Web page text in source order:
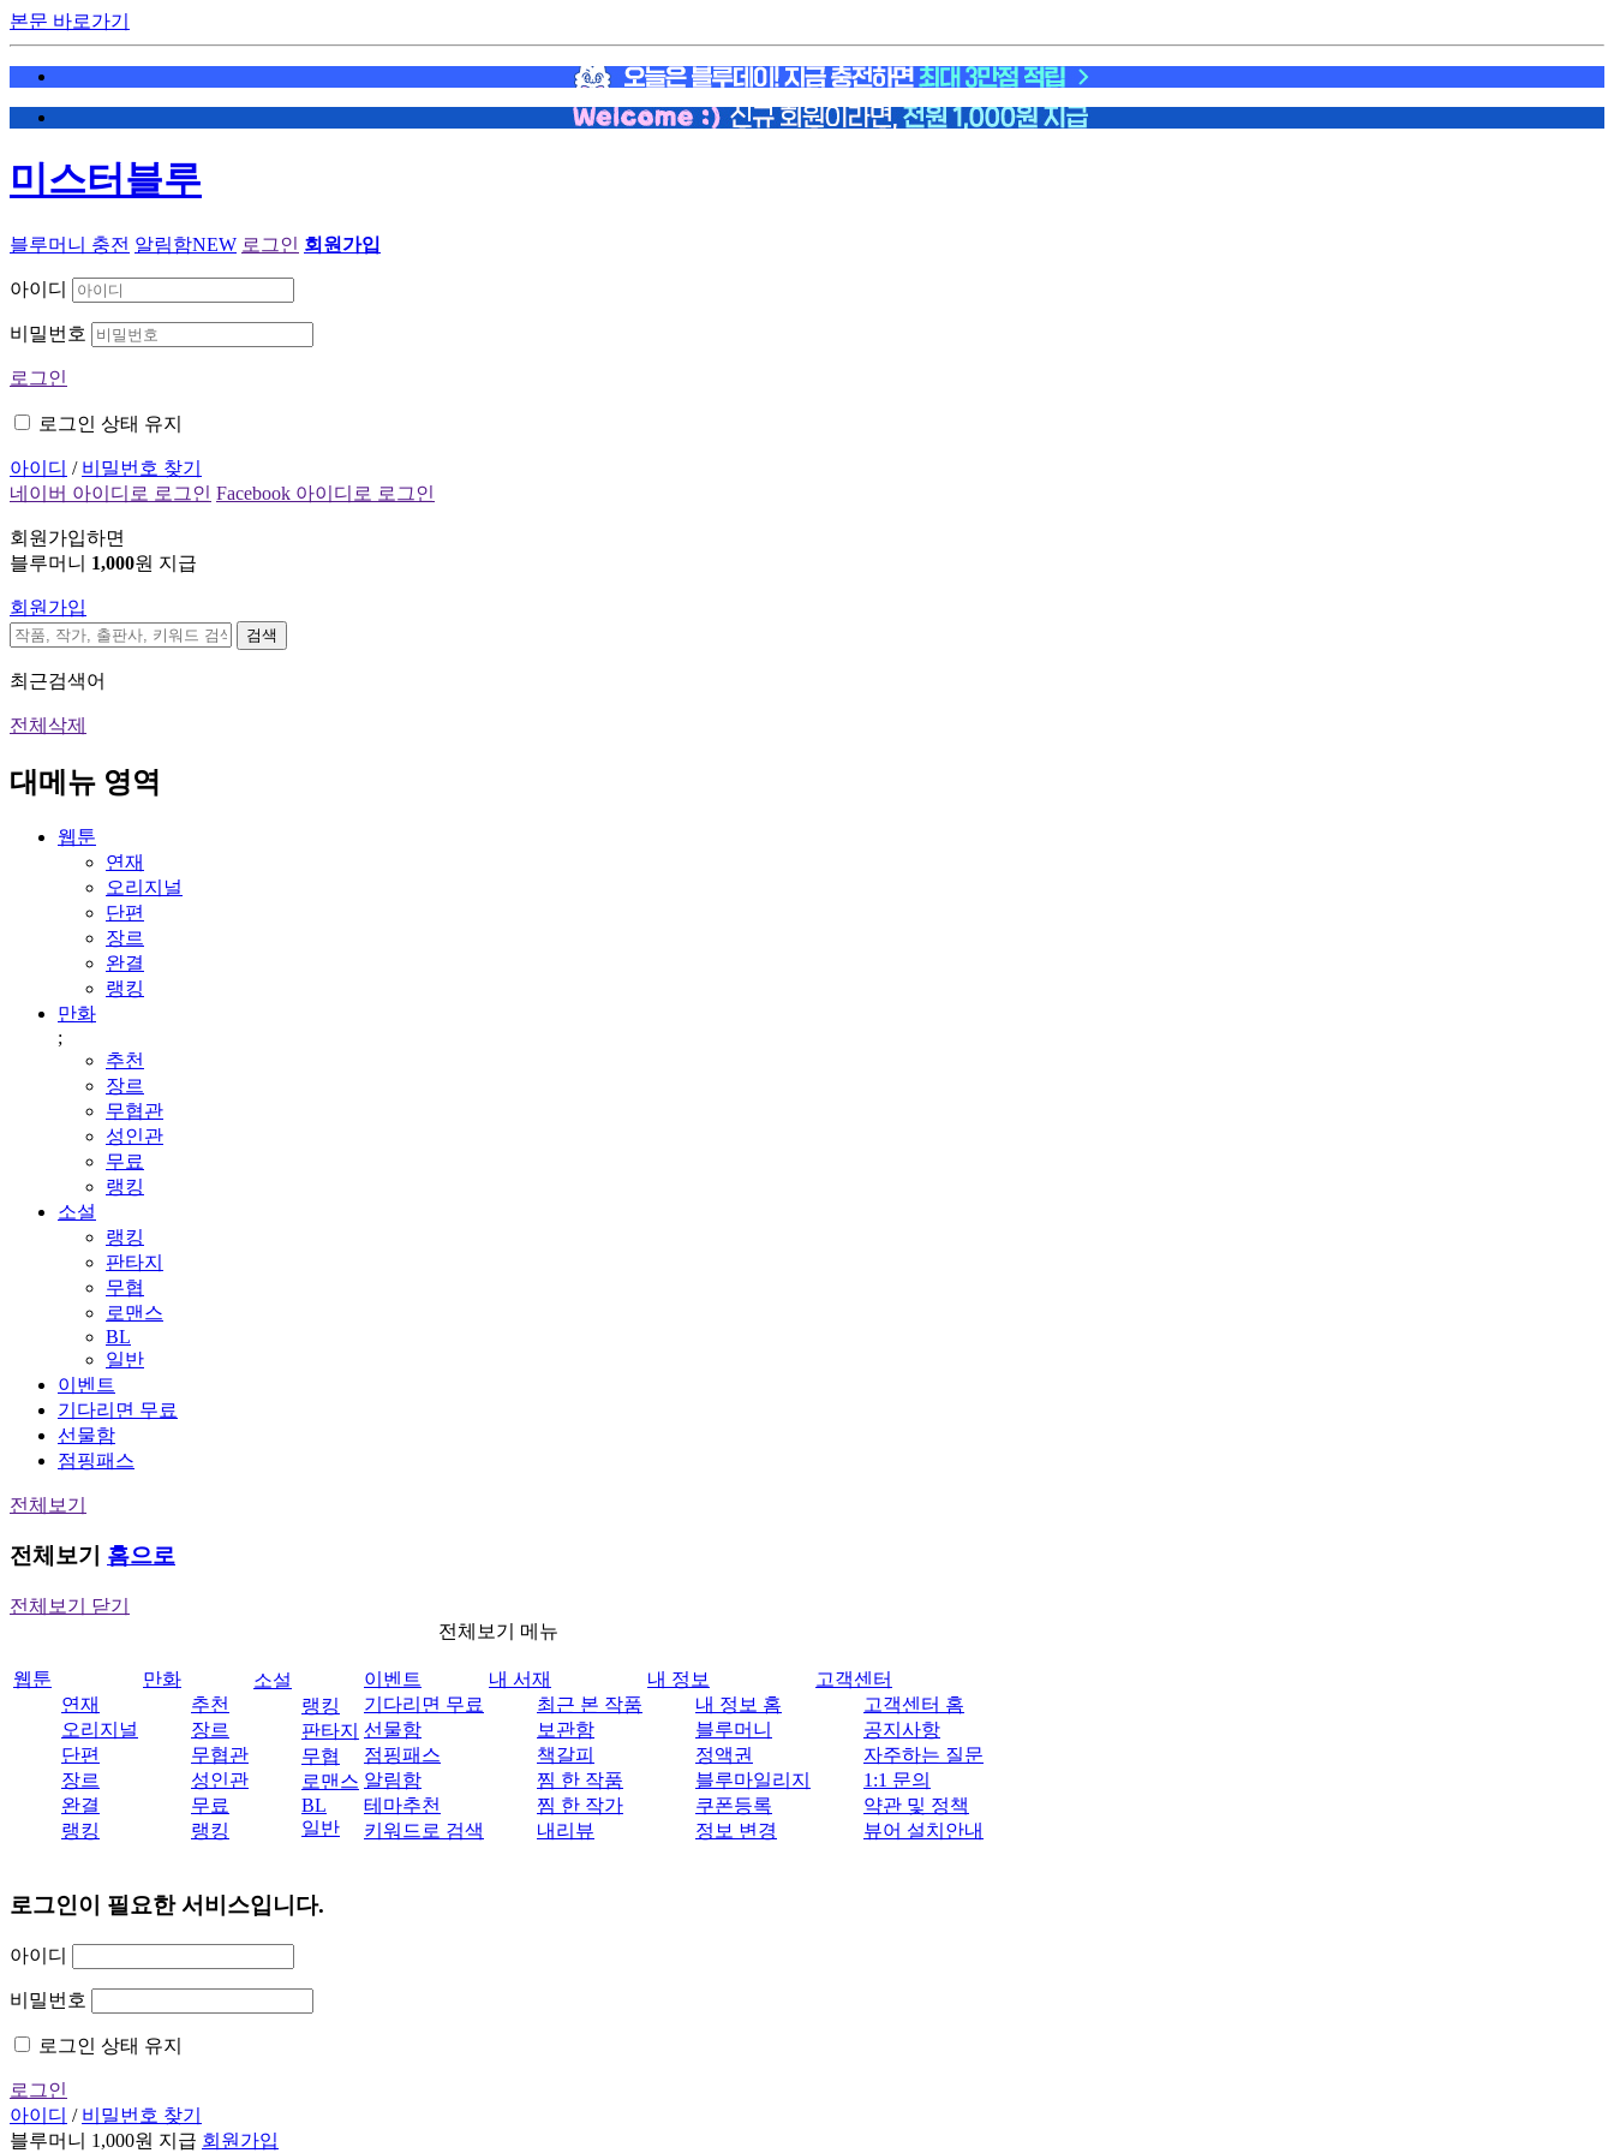
본문 바로가기
미스터블루
블루머니 충전 알림함NEW 로그인 회원가입
아이디
비밀번호
로그인
로그인 상태 유지
아이디 / 비밀번호 찾기
네이버 아이디로 로그인 Facebook 아이디로 로그인
회원가입하면
블루머니 1,000원 지급
회원가입
검색
최근검색어
전체삭제
대메뉴 영역
웹툰
연재
오리지널
단편
장르
완결
랭킹
만화
;
추천
장르
무협관
성인관
무료
랭킹
소설
랭킹
판타지
무협
로맨스
BL
일반
이벤트
기다리면 무료
선물함
점핑패스
전체보기
전체보기 홈으로
전체보기 닫기
전체보기 메뉴
웹툰
연재
오리지널
단편
장르
완결
랭킹
만화
추천
장르
무협관
성인관
무료
랭킹
소설
랭킹
판타지
무협
로맨스
BL
일반
이벤트
기다리면 무료
선물함
점핑패스
알림함
테마추천
키워드로 검색
내 서재
최근 본 작품
보관함
책갈피
찜 한 작품
찜 한 작가
내리뷰
내 정보
내 정보 홈
블루머니
정액권
블루마일리지
쿠폰등록
정보 변경
고객센터
고객센터 홈
공지사항
자주하는 질문
1:1 문의
약관 및 정책
뷰어 설치안내
로그인이 필요한 서비스입니다.
아이디
비밀번호
로그인 상태 유지
로그인
아이디 / 비밀번호 찾기
블루머니 1,000원 지급 회원가입